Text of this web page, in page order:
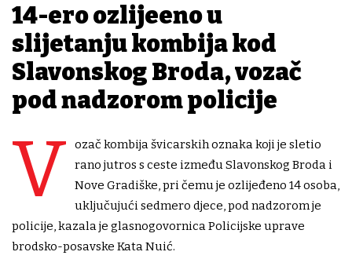
14-ero ozlijeđeno u
slijetanju kombija kod
Slavonskog Broda, vozač
pod nadzorom policije
V
ozač kombija švicarskih oznaka koji je sletio
rano jutros s ceste između Slavonskog Broda i
Nove Gradiške, pri čemu je ozlijeđeno 14 osoba,
uključujući sedmero djece, pod nadzorom je
policije, kazala je glasnogovornica Policijske uprave
brodsko-posavske Kata Nuić.